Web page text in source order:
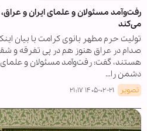
رفت‌وآمد مسئولان و علمای ایران و
می‌کند
تولیت حرم مطهر بانوی کرامت با بیان
صدام در عراق هنوز هم در پی تفرقه و
هستند، گفت: رفت‌وآمد مسئولان و علمای
دشمن را…
تصویر ۱۴۰۵-۰۲-۲۱ ۲۱:۱۷